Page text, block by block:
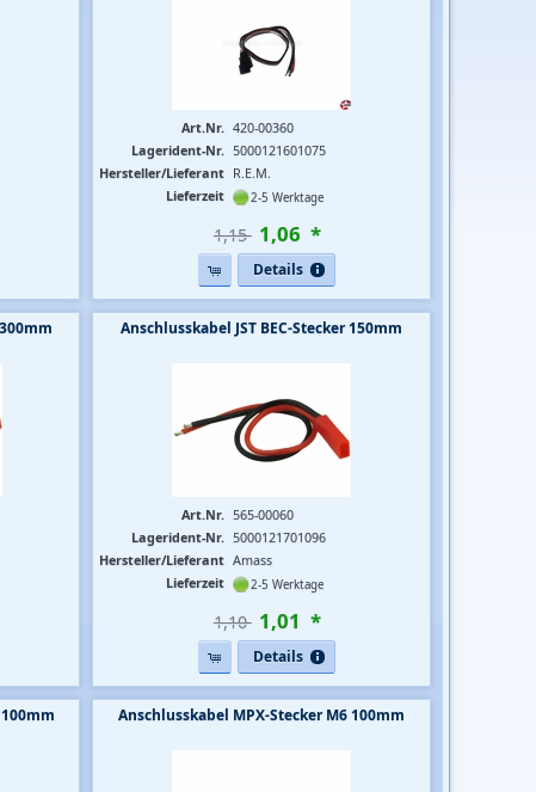
Art.Nr. 420-00360
Lagerident-Nr. 5000121601075
Hersteller/Lieferant R.E.M.
Lieferzeit
2-5 Werktage
1,15  1,06 *
Details
Anschlusskabel JST BEC-Stecker 150mm
Art.Nr. 565-00060
Lagerident-Nr. 5000121701096
Hersteller/Lieferant Amass
Lieferzeit
2-5 Werktage
1,10  1,01 *
Details
Anschlusskabel MPX-Stecker M6 100mm